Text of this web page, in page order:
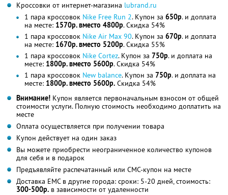
Кроссовки от интернет-магазина lubrand.ru
1 пара кроссовок Nike Free Run 2. Купон за 650р. и доплата
на месте: 1570р. вместо 4800р. Скидка 54%
1 пара кроссовок Nike Air Max 90. Купон за 670р. и доплата
на месте: 1670р. вместо 5200р. Скидка 55%
1 пара кроссовок Nike Cortez. Купон за 750р. и доплата на
месте: 1800р. вместо 5600р. Скидка 54%
1 пара кроссовок New balance. Купон за 750р. и доплата на
месте: 1800р. вместо 5600р. Скидка 54%
Внимание! Купон является первоначальным взносом от общей
стоимости услуги. Полную стоимость необходимо доплатить на
месте
Оплата осуществляется при получении товара
Купон действует на один заказ
Вы можете приобрести неограниченное количество купонов
для себя и в подарок
Предъявляйте распечатанный или СМС-купон на месте
Доставка ЕМС в другие города: сроки: 5-20 дней, стоимость:
300-500р. в зависимости от удаленности